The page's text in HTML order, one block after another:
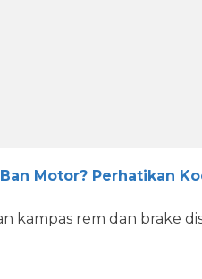
Motor? Perhatikan
kampas rem dan brake